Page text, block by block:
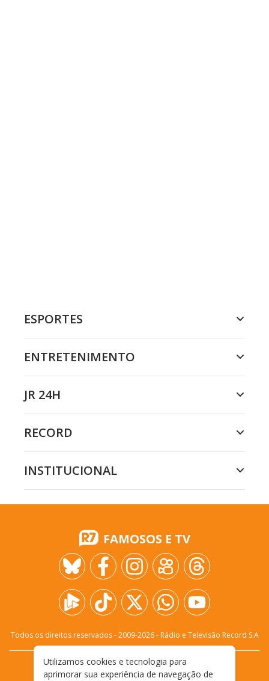
ESPORTES
ENTRETENIMENTO
JR 24H
RECORD
INSTITUCIONAL
FAMOSOS E TV
Todos os direitos reservados - 2009-2026- Rádio e Televisão Record S.A
FALE CONOSCO
PRIVACIDADE
Utilizamos cookies e tecnologia para
aprimorar sua experiência de navegação de